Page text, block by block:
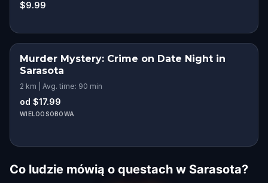
$9.99
Murder Mystery: Crime on Date Night in
Sarasota
2 km | Avg. time: 90 min
od $17.99
WIELOOSOBOWA
Co ludzie mówią o questach w Sarasota?